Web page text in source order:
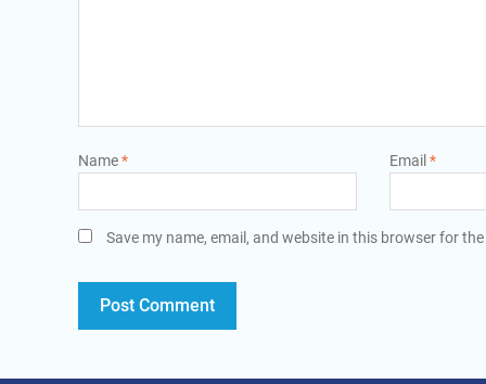
Name* Email*
Save my name, email, and website in this browser for